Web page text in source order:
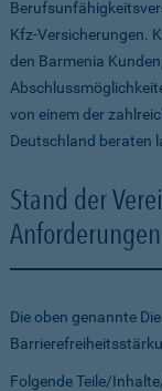
Kfz-Versicherungen.
den Barmenia
von einem der
Deutschland beraten
Stand der
Anforderungen
Die oben genannte
Folgende Teile/